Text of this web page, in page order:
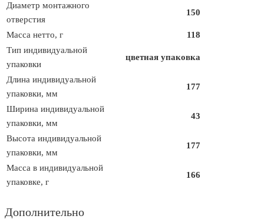
Диаметр монтажного
отверстия
150
Масса нетто, г
118
Тип индивидуальной
упаковки
цветная упаковка
Длина индивидуальной
упаковки, мм
177
Ширина индивидуальной
упаковки, мм
43
Высота индивидуальной
упаковки, мм
177
Масса в индивидуальной
упаковке, г
166
Дополнительно